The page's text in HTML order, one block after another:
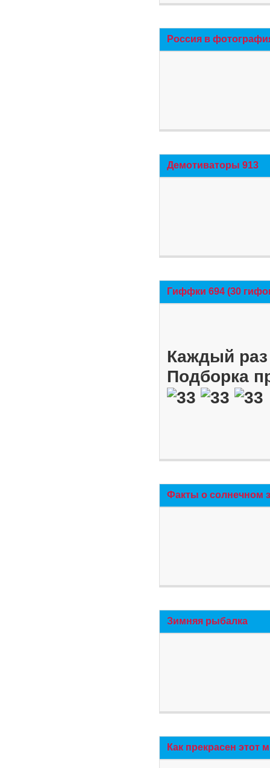
Россия в
Демотиваторы 913
Гиффки 694 (30
Каждый
Подборка
Факты о солнечном
Зимняя рыбалка
Как прекрасен этот